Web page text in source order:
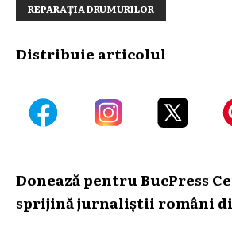
REPARAȚIA DRUMURILOR
Distribuie articolul
Donează pentru BucPress
sprijină jurnaliștii români